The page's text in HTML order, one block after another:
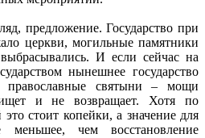
предложение. Государство при
церкви, могильные памятники
И если сейчас на
нынешнее государство
православные святыни – мощи
и не возвращает. Хотя по
стоит копейки, а значение для
меньшее, чем восстановление